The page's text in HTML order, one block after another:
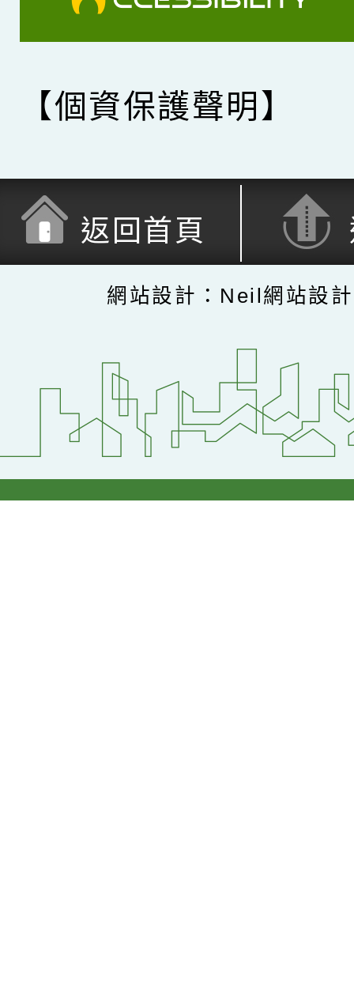
【個資保護聲明】
返回首頁
網站設計：Neil網站設